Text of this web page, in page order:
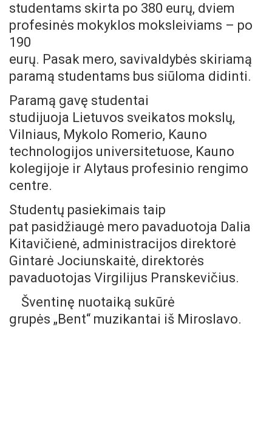
studentams skirta po 380 eurų, dviem
profesinės mokyklos moksleiviams – po
190
eurų. Pasak mero, savivaldybės skiriamą
paramą studentams bus siūloma didinti.
Paramą gavę studentai
studijuoja Lietuvos sveikatos mokslų,
Vilniaus, Mykolo Romerio, Kauno
technologijos universitetuose, Kauno
kolegijoje ir Alytaus profesinio rengimo
centre.
Studentų pasiekimais taip
pat pasidžiaugė mero pavaduotoja Dalia
Kitavičienė, administracijos direktorė
Gintarė Jociunskaitė, direktorės
pavaduotojas Virgilijus Pranskevičius.
Šventinę nuotaiką sukūrė
grupės „Bent“ muzikantai iš Miroslavo.